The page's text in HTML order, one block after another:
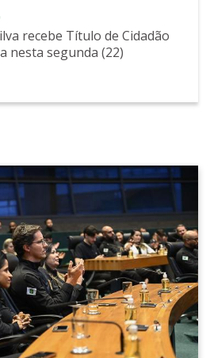
recebe Título de Cidadão
nesta segunda (22)